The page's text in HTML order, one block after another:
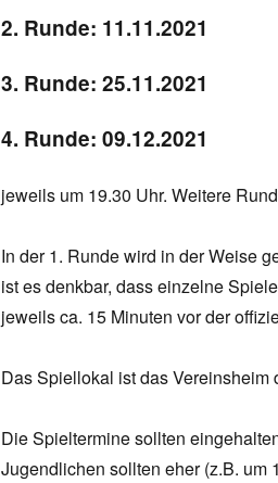
2. Runde: 11.11.2021
3. Runde: 25.11.2021
4. Runde: 09.12.2021
jeweils um 19.30 Uhr. Weitere
In der 1. Runde wird in der Weise
ist es denkbar, dass einzelne
jeweils ca. 15 Minuten vor der
Das Spiellokal ist das Vereinsheim
Die Spieltermine sollten
Jugendlichen sollten eher (z.B. um